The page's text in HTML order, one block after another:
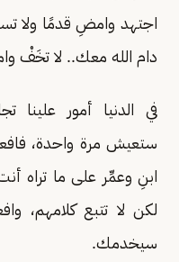
اجتهد وامضِ قدمًا ولا
دام الله معك.. لا تخَفْ
في الدنيا أمور
ستعيش مرة واحدة،
ابنِ وعمِّر على ما تراه
لكن لا تتبع كلامهم،
سيخدمك.